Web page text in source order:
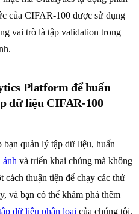
của CIFAR-100 được sử dụng
vai trò là tập validation trong
Platform để huấn
dữ liệu CIFAR-100
bạn quản lý tập dữ liệu, huấn
ảnh và triển khai chúng mà không
thuận tiện để chạy các thử
và bạn có thể khám phá thêm
dữ liệu phân loại của chúng tôi.